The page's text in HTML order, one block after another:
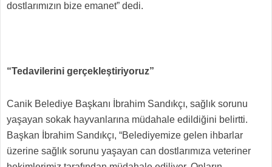
dostlarımızın bize emanet” dedi.
“Tedavilerini gerçekleştiriyoruz”
Canik Belediye Başkanı İbrahim Sandıkçı, sağlık sorunu
yaşayan sokak hayvanlarına müdahale edildiğini belirtti.
Başkan İbrahim Sandıkçı, “Belediyemize gelen ihbarlar
üzerine sağlık sorunu yaşayan can dostlarımıza veteriner